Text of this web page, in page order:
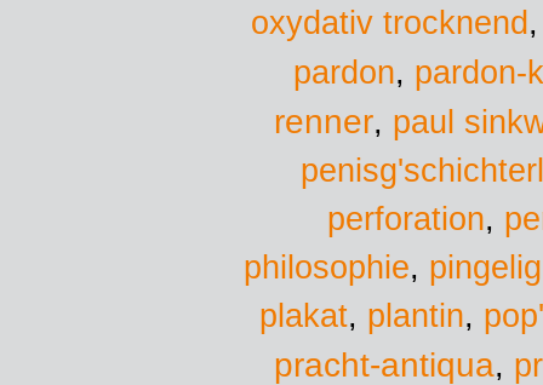
oxydativ trocknend
pardon, pardon-
renner, paul
perforation,
philosophie,
plakat, plantin,
pracht-antiqua,